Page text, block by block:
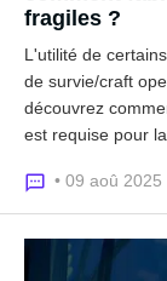
fragiles ?
L'utilité de
de survie/craft
découvrez
est requise pour
• 09 aoû 2025